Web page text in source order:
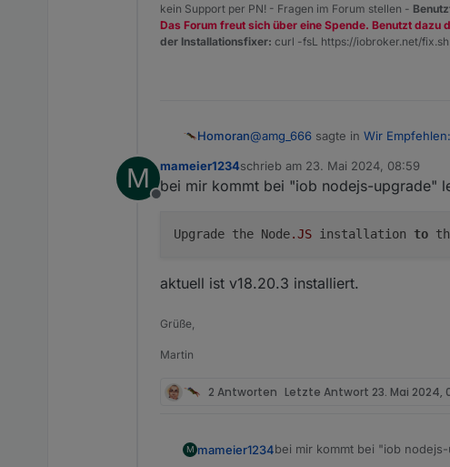
kein Support per PN! - Fragen im Forum stellen -
Das Forum freut sich über eine Spende. Benutzt dazu
der Installationsfixer: curl -fsL https://iobroker.net/
Homoran@amg_666 sagte in Wir
Ich dachte dass die aktuelle
das ist auch so!
M
Offline
mameier1234schrieb am 23. Mai 2024, 08:59
zuletzt editiert von
bei mir kommt bei "iob nodejs-upgrade"
Upgrade the Node.JS installation to
aktuell ist v18.20.3 installiert.
Grüße,
Martin
2 Antworten Letzte Antwort 23. Mai 2024,
M mameier1234bei mir kommt bei "iob